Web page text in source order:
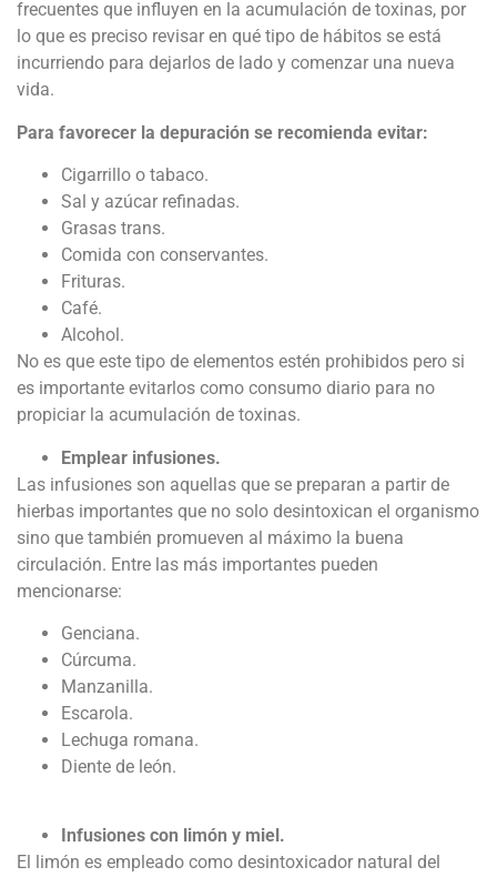
frecuentes que influyen en la acumulación de toxinas, por
lo que es preciso revisar en qué tipo de hábitos se está
incurriendo para dejarlos de lado y comenzar una nueva
vida.
Para favorecer la depuración se recomienda evitar:
Cigarrillo o tabaco.
Sal y azúcar refinadas.
Grasas trans.
Comida con conservantes.
Frituras.
Café.
Alcohol.
No es que este tipo de elementos estén prohibidos pero si
es importante evitarlos como consumo diario para no
propiciar la acumulación de toxinas.
Emplear infusiones.
Las infusiones son aquellas que se preparan a partir de
hierbas importantes que no solo desintoxican el organismo
sino que también promueven al máximo la buena
circulación. Entre las más importantes pueden
mencionarse:
Genciana.
Cúrcuma.
Manzanilla.
Escarola.
Lechuga romana.
Diente de león.
Infusiones con limón y miel.
El limón es empleado como desintoxicador natural del